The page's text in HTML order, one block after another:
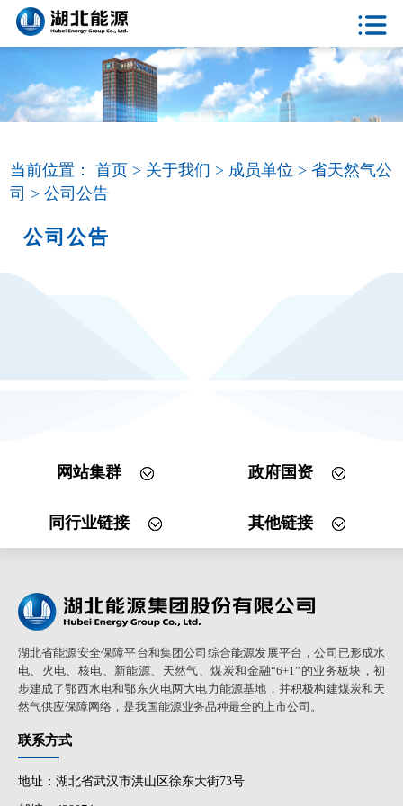
当前位置：首页 > 关于我们 > 成员单位 >省天然气公
司 >公司公告
公司公告
网站集群 政府国资
同行业链接 其他链接
湖北省能源安全保障平台和集团公司综合能源发展平台，公司已形成水
电、火电、核电、新能源、天然气、煤炭和金融“6+1”的业务板块，初
步建成了鄂西水电和鄂东火电两大电力能源基地，并积极构建煤炭和天
然气供应保障网络，是我国能源业务品种最全的上市公司。
联系方式
地址：湖北省武汉市洪山区徐东大街73号